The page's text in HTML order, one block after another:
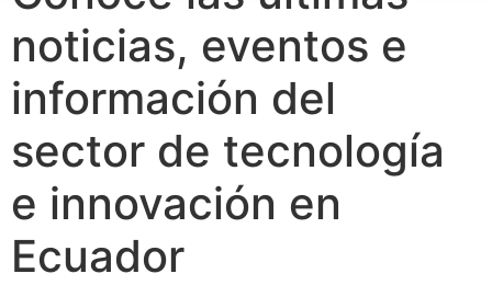
noticias, eventos e
información del
sector de tecnología
e innovación en
Ecuador